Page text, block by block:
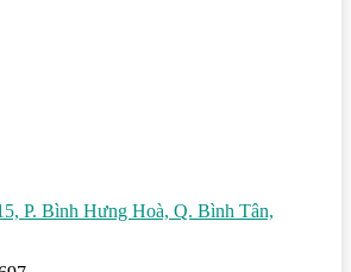
P. Bình Hưng Hoà, Q. Bình Tân,